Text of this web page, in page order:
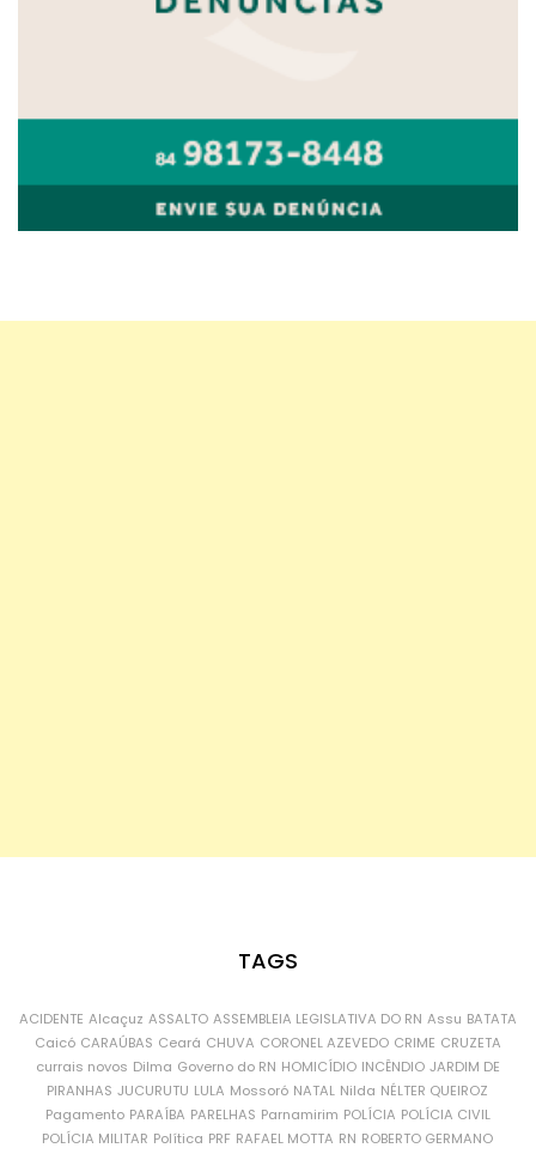
TAGS
ACIDENTE Alcaçuz ASSALTO ASSEMBLEIA LEGISLATIVA DO RN Assu BATATA
Caicó CARAÚBAS Ceará CHUVA CORONEL AZEVEDO CRIME CRUZETA
currais novos Dilma Governo do RN HOMICÍDIO INCÊNDIO JARDIM DE
PIRANHAS JUCURUTU LULA Mossoró NATAL Nilda NÉLTER QUEIROZ
Pagamento PARAÍBA PARELHAS Parnamirim POLÍCIA POLÍCIA CIVIL
POLÍCIA MILITAR Política PRF RAFAEL MOTTA RN ROBERTO GERMANO